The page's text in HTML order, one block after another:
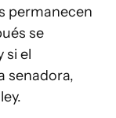
permanecen
se
si el
senadora,